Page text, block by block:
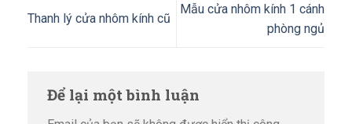
Thanh lý cửa nhôm kính cũ
Mẫu cửa nhôm kính 1 cánh
phòng ngủ
Để lại một bình luận